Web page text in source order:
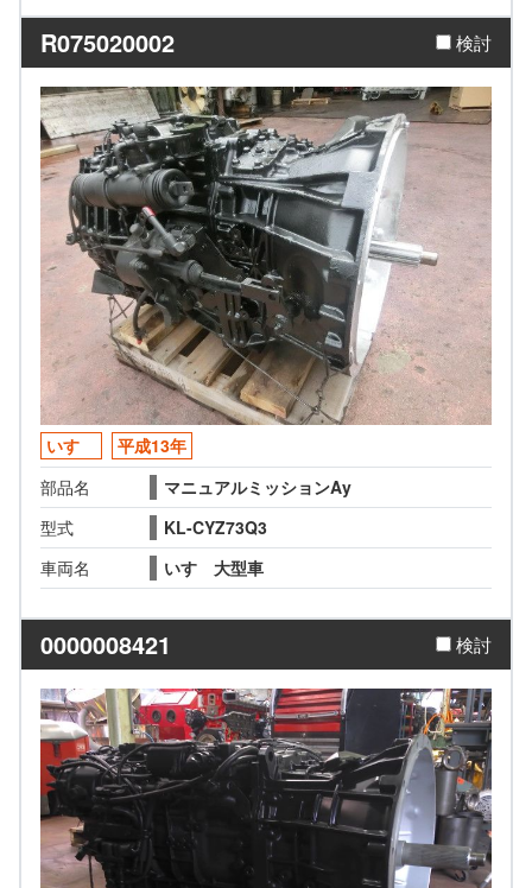
R075020002 検討
いすゞ
平成13年
部品名
マニュアルミッションAy
型式
KL-CYZ73Q3
車両名
いすゞ大型車
0000008421 検討